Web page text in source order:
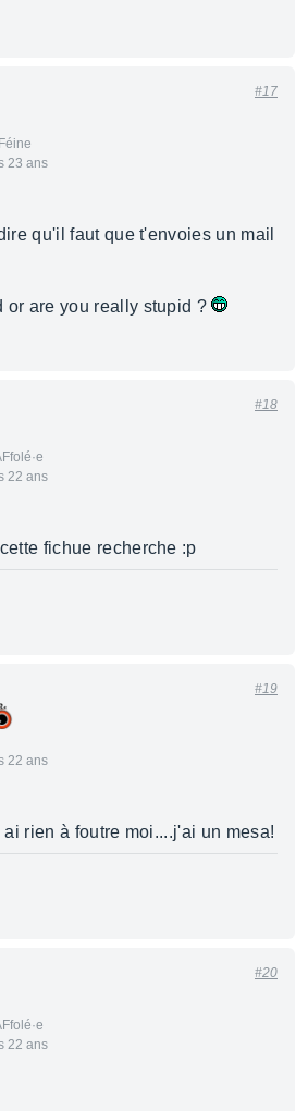
23 ans
#17
qu'il faut que t'envoies un mail
or are you really stupid ?
22 ans
#18
fichue recherche :p
22 ans
#19
rien à foutre moi....j'ai un mesa!
22 ans
#20